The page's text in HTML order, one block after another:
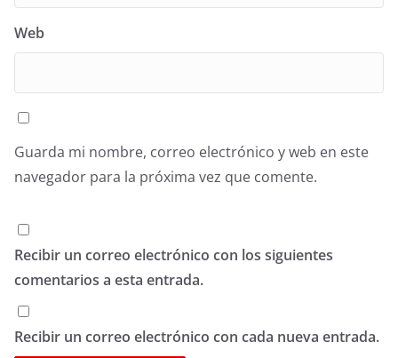
Web
Guarda mi nombre, correo electrónico y web en este
navegador para la próxima vez que comente.
Recibir un correo electrónico con los siguientes
comentarios a esta entrada.
Recibir un correo electrónico con cada nueva entrada.